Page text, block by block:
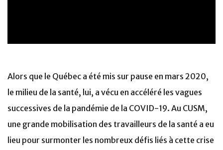
Alors que le Québec a été mis sur pause en mars 2020,
le milieu de la santé, lui, a vécu en accéléré les vagues
successives de la pandémie de la COVID-19. Au CUSM,
une grande mobilisation des travailleurs de la santé a eu
lieu pour surmonter les nombreux défis liés à cette crise